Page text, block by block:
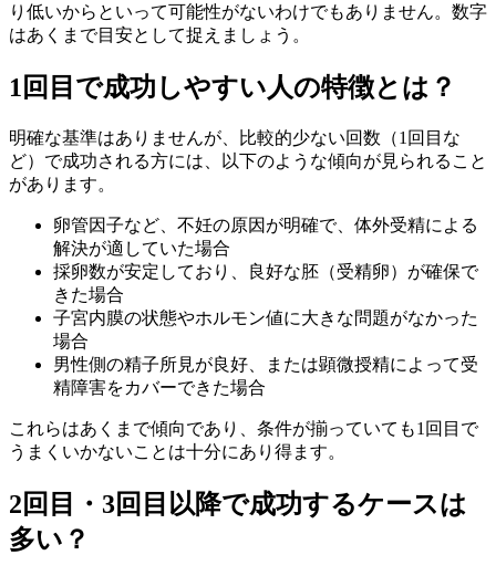
り低いからといって可能性がないわけでもありません。数字
はあくまで目安として捉えましょう。
1回目で成功しやすい人の特徴とは？
明確な基準はありませんが、比較的少ない回数（1回目な
ど）で成功される方には、以下のような傾向が見られること
があります。
卵管因子など、不妊の原因が明確で、体外受精による
解決が適していた場合
採卵数が安定しており、良好な胚（受精卵）が確保で
きた場合
子宮内膜の状態やホルモン値に大きな問題がなかった
場合
男性側の精子所見が良好、または顕微授精によって受
精障害をカバーできた場合
これらはあくまで傾向であり、条件が揃っていても1回目で
うまくいかないことは十分にあり得ます。
2回目・3回目以降で成功するケースは
多い？